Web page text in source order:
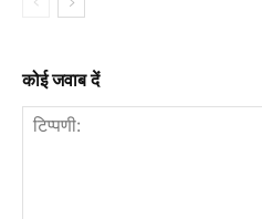
कोई जवाब दें